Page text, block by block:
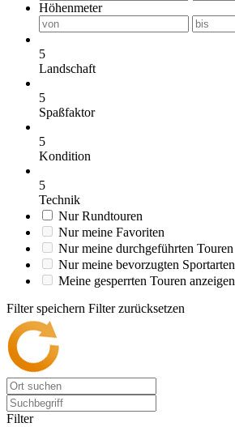
Höhenmeter
5
Landschaft
5
Spaßfaktor
5
Kondition
5
Technik
Nur Rundtouren
Nur meine Favoriten
Nur meine durchgeführten Touren
Nur meine bevorzugten Sportarten
Meine gesperrten Touren anzeigen
Filter speichern Filter zurücksetzen
Filter